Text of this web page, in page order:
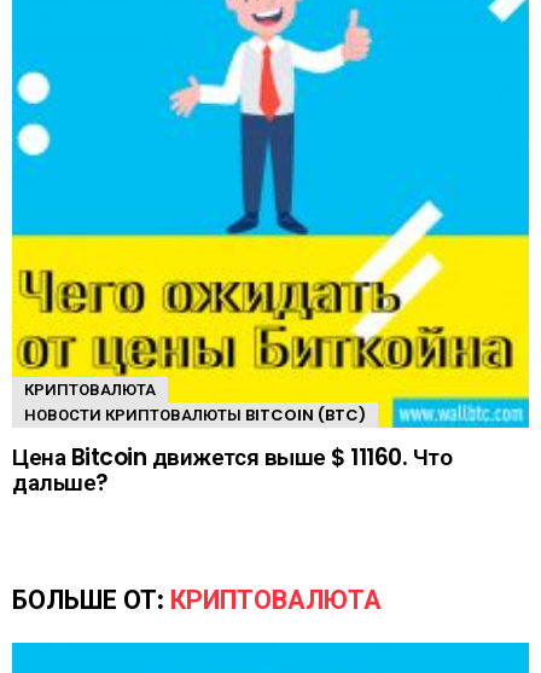
КРИПТОВАЛЮТА
НОВОСТИ КРИПТОВАЛЮТЫ BITCOIN (BTC)
Цена Bitcoin движется выше $ 11160. Что
дальше?
БОЛЬШЕ ОТ: КРИПТОВАЛЮТА